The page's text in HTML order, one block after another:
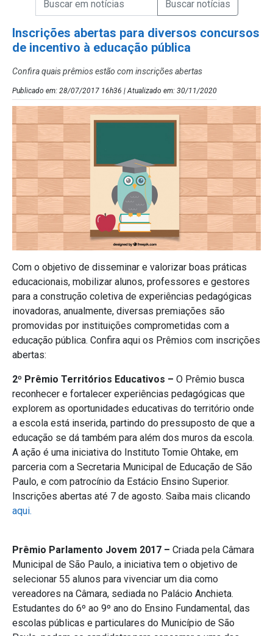
Inscrições abertas para diversos concursos
de incentivo à educação pública
Confira quais prêmios estão com inscrições abertas
Publicado em: 28/07/2017 16h36 | Atualizado em: 30/11/2020
Com o objetivo de disseminar e valorizar boas práticas
educacionais, mobilizar alunos, professores e gestores
para a construção coletiva de experiências pedagógicas
inovadoras, anualmente, diversas premiações são
promovidas por instituições comprometidas com a
educação pública. Confira aqui os Prêmios com inscrições
abertas:
2º Prêmio Territórios Educativos – O Prêmio busca
reconhecer e fortalecer experiências pedagógicas que
explorem as oportunidades educativas do território onde
a escola está inserida, partindo do pressuposto de que a
educação se dá também para além dos muros da escola.
A ação é uma iniciativa do Instituto Tomie Ohtake, em
parceria com a Secretaria Municipal de Educação de São
Paulo, e com patrocínio da Estácio Ensino Superior.
Inscrições abertas até 7 de agosto. Saiba mais clicando
aqui.
Prêmio Parlamento Jovem 2017 – Criada pela Câmara
Municipal de São Paulo, a iniciativa tem o objetivo de
selecionar 55 alunos para vivenciar um dia como
vereadores na Câmara, sediada no Palácio Anchieta.
Estudantes do 6º ao 9º ano do Ensino Fundamental, das
escolas públicas e particulares do Município de São